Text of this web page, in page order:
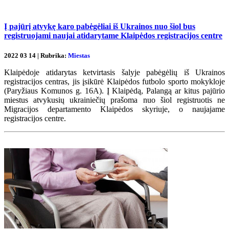
Į pajūrį atvykę karo pabėgėliai iš Ukrainos nuo šiol bus
registruojami naujai atidarytame Klaipėdos registracijos centre
2022 03 14 | Rubrika: Miestas
Klaipėdoje atidarytas ketvirtasis šalyje pabėgėlių iš Ukrainos
registracijos centras, jis įsikūrė Klaipėdos futbolo sporto mokykloje
(Paryžiaus Komunos g. 16A). Į Klaipėdą, Palangą ar kitus pajūrio
miestus atvykusių ukrainiečių prašoma nuo šiol registruotis ne
Migracijos departamento Klaipėdos skyriuje, o naujajame
registracijos centre.